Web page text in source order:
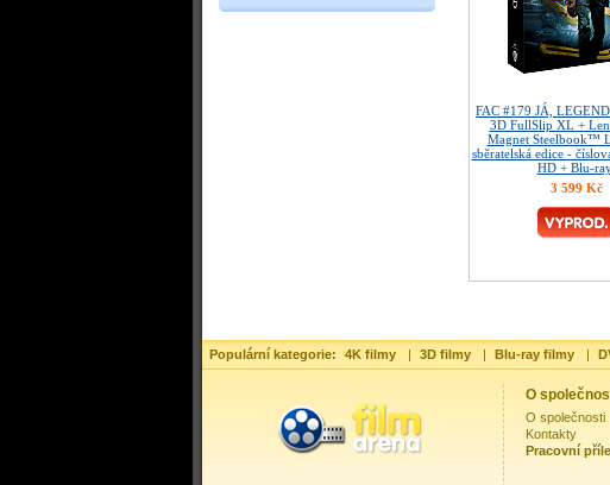
FAC #179 JÁ,
3D FullSlip XL +
Magnet Steelbook™
sběratelská edice -
HD + Blu-
3 599 Kč
Populární kategorie: 4K filmy | 3D filmy | Blu-ray filmy |
O
O společnosti
Kontakty
Pracovní